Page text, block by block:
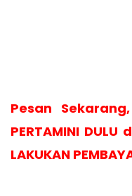
Pesan
PERTAMINI DULU
LAKUKAN